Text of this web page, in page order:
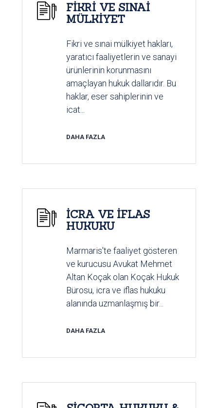
FİKRİ VE SINAİ
MÜLKİYET
Fikri ve sınai mülkiyet hakları,
yaratıcı faaliyetlerin ve sanayi
ürünlerinin korunmasını
amaçlayan hukuk dallarıdır. Bu
haklar, eser sahiplerinin ve
icat...
DAHA FAZLA
İCRA VE İFLAS
HUKUKU
Marmaris'te faaliyet gösteren
ve kurucusu Avukat Mehmet
Altan Koçak olan Koçak Hukuk
Bürosu, icra ve iflas hukuku
alanında uzmanlaşmış bir...
DAHA FAZLA